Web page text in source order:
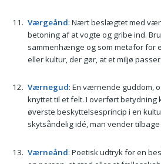
Værgeånd: Nært beslægtet med
betoning af at vogte og gribe ind.
sammenhænge og som metafor for
eller kultur, der gør, at et miljø
Værnegud: En værnende guddom,
knyttet til et felt. I overført betydning
øverste beskyttelsesprincip i en
skytsåndelig idé, man vender
Værneånd: Poetisk udtryk for en